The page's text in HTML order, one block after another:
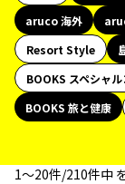
aruco 海外
Resort Style
BOOKS スペシャ
BOOKS 旅と健康
1〜20件/210件中